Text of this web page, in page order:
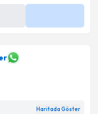
Haritada Göster